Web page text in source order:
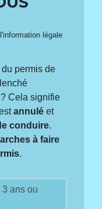
légale
du permis de
Cela signifie
annulé et
conduire.
à faire
.
ans ou